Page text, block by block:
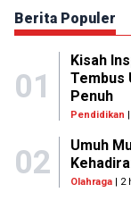
Berita Populer
01
Kisah
Tembus
Penuh
Pendidikan
02
Umuh
Olahraga| 2